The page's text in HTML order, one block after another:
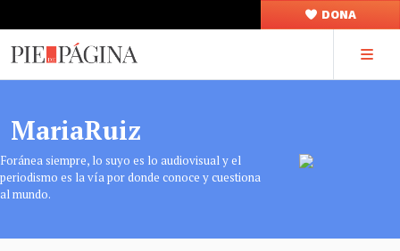
DONA
MariaRuiz
Foránea siempre, lo suyo es lo audiovisual y el
periodismo es la vía por donde conoce y cuestiona
al mundo.